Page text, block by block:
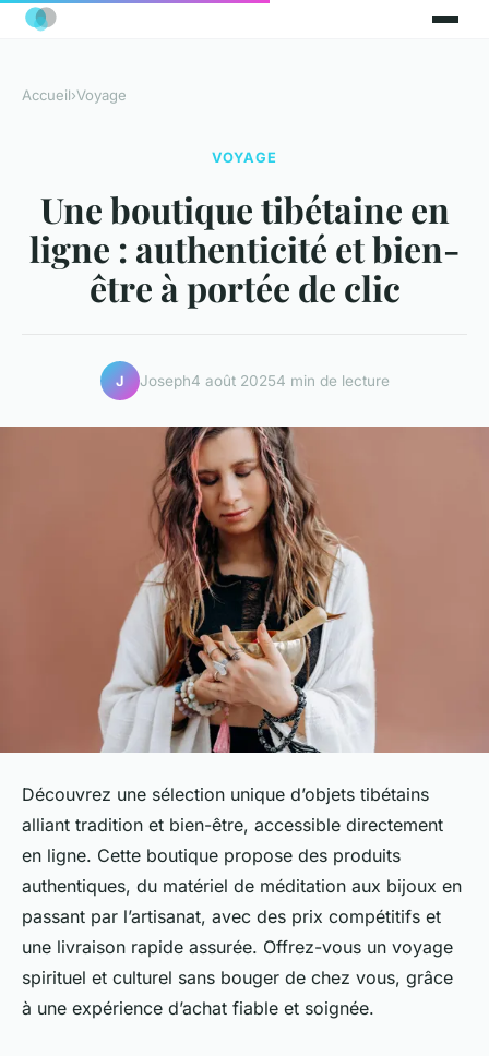
Accueil›Voyage
VOYAGE
Une boutique tibétaine en
ligne : authenticité et bien-
être à portée de clic
J Joseph4 août 20254 min de lecture
Découvrez une sélection unique d’objets tibétains
alliant tradition et bien-être, accessible directement
en ligne. Cette boutique propose des produits
authentiques, du matériel de méditation aux bijoux en
passant par l’artisanat, avec des prix compétitifs et
une livraison rapide assurée. Offrez-vous un voyage
spirituel et culturel sans bouger de chez vous, grâce
à une expérience d’achat fiable et soignée.